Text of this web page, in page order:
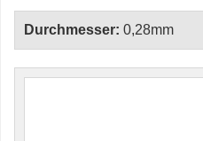
Durchmesser: 0,28mm